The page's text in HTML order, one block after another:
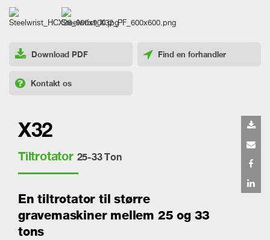
Download PDF Find en forhandler
Kontakt os
X32
Tiltrotator 25-33 Ton
En tiltrotator til større
gravemaskiner mellem 25 og 33
tons